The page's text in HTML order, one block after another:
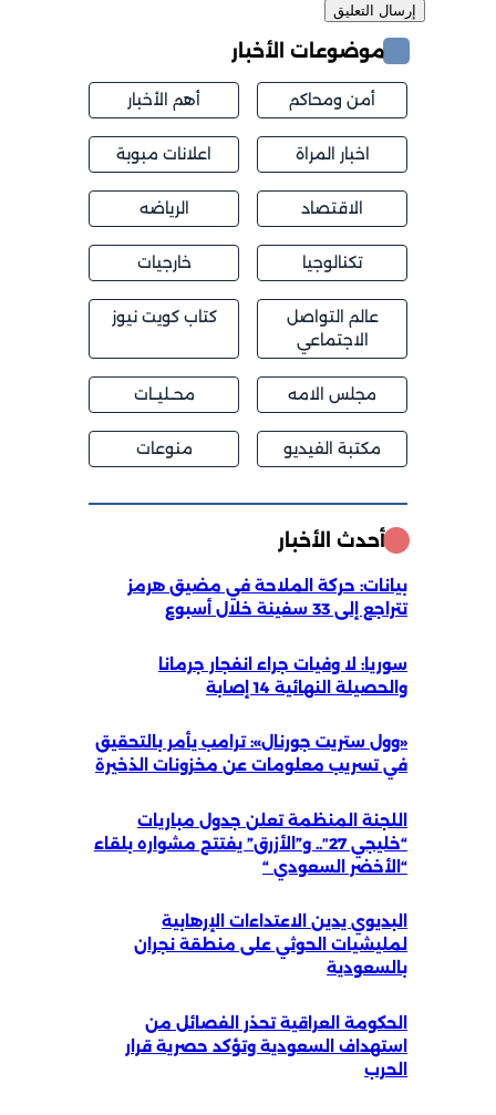
موضوعات الأخبار
أمن ومحاكم أهم الأخبار
اخبار المراة اعلانات مبوبة
الاقتصاد الرياضه
تكنالوجيا خارجيات
عالم التواصل
الاجتماعي
كتاب كويت نيوز
مجلس الامه محــليــات
مكتبة الفيديو منوعات
أحدث الأخبار
بيانات: حركة الملاحة في مضيق هرمز
تتراجع إلى 33 سفينة خلال أسبوع
سوريا: لا وفيات جراء انفجار جرمانا
والحصيلة النهائية 14 إصابة
«وول ستريت جورنال»: ترامب يأمر بالتحقيق
في تسريب معلومات عن مخزونات الذخيرة
اللجنة المنظمة تعلن جدول مباريات
“خليجي 27″.. و”الأزرق” يفتتح مشواره بلقاء
“الأخضر السعودي “
البديوي يدين الاعتداءات الإرهابية
لمليشيات الحوثي على منطقة نجران
بالسعودية
الحكومة العراقية تحذر الفصائل من
استهداف السعودية وتؤكد حصرية قرار
الحرب